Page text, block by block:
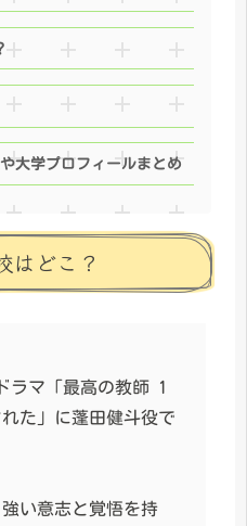
大学プロフィールまとめ
はどこ？
ラマ「最高の教師 1
た」に蓬田健斗役で
い意志と覚悟を持